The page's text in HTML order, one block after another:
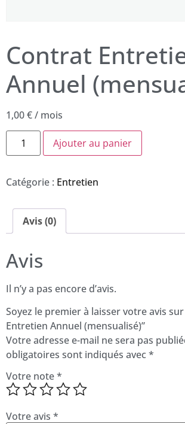
Contrat
Annuel
1,00€/ mois
Ajouter au panier
Catégorie : Entretien
Avis (0)
Avis
Il n’y a pas encore d’avis.
Soyez le premier à laisser votre avis
Entretien Annuel (mensualisé)”
Votre adresse e-mail ne sera pas
obligatoires sont indiqués avec *
Votre note*
Votre avis *